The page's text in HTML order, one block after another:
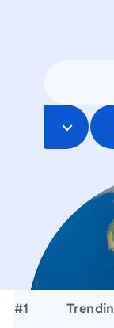
#1 Trending Actor